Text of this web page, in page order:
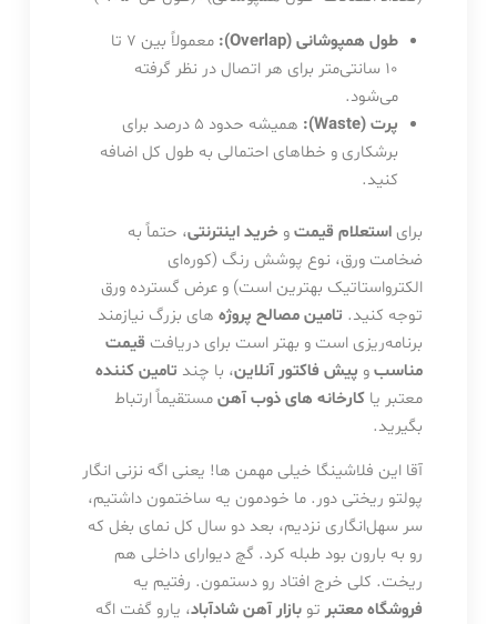
طول همپوشانی (Overlap):
معمولاً بین ۷ تا
۱۰ سانتی‌متر برای هر اتصال در نظر گرفته
می‌شود.
پرت (Waste):
همیشه حدود ۵ درصد برای
برشکاری و خطاهای احتمالی به طول کل اضافه
کنید.
برای استعلام قیمتو خرید اینترنتی، حتماً به
ضخامت ورق، نوع پوشش رنگ (کوره‌ای
الکترواستاتیک بهترین است) و عرض گسترده ورق
توجه کنید. تامین مصالح پروژههای بزرگ نیازمند
برنامه‌ریزی است و بهتر است برای دریافت قیمت
مناسبو پیش فاکتور آنلاین، با چند تامین کننده
معتبر یا کارخانه های ذوب آهنمستقیماً ارتباط
بگیرید.
آقا این فلاشینگا خیلی مهمن ها! یعنی اگه نزنی انگار
پولتو ریختی دور. ما خودمون یه ساختمون داشتیم،
سر سهل‌انگاری نزدیم، بعد دو سال کل نمای بغل که
رو به بارون بود طبله کرد. گچ دیوارای داخلی هم
ریخت. کلی خرج افتاد رو دستمون. رفتیم یه
فروشگاه معتبرتو بازار آهن شادآباد، یارو گفت اگه